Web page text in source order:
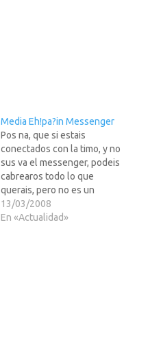
Media Eh!pa?in Messenger
Pos na, que si estais
conectados con la timo, y no
sus va el messenger, podeis
cabrearos todo lo que
querais, pero no es un
problema aislado, es un gran
problema en los routers
13/03/2008
En «Actualidad»